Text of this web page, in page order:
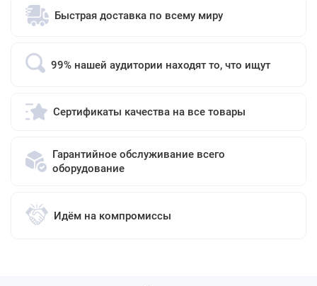
Быстрая доставка по всему миру
99% нашей аудитории находят то, что ищут
Сертификаты качества на все товары
Гарантийное обслуживание всего
оборудование
Идём на компромиссы